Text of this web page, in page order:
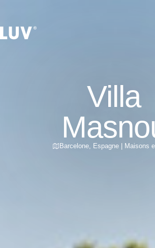
Villa
Barcelone, Espagne Maisons